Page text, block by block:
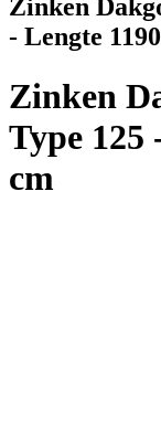
Zinken
- Lengte
Zinken
Type 125
cm